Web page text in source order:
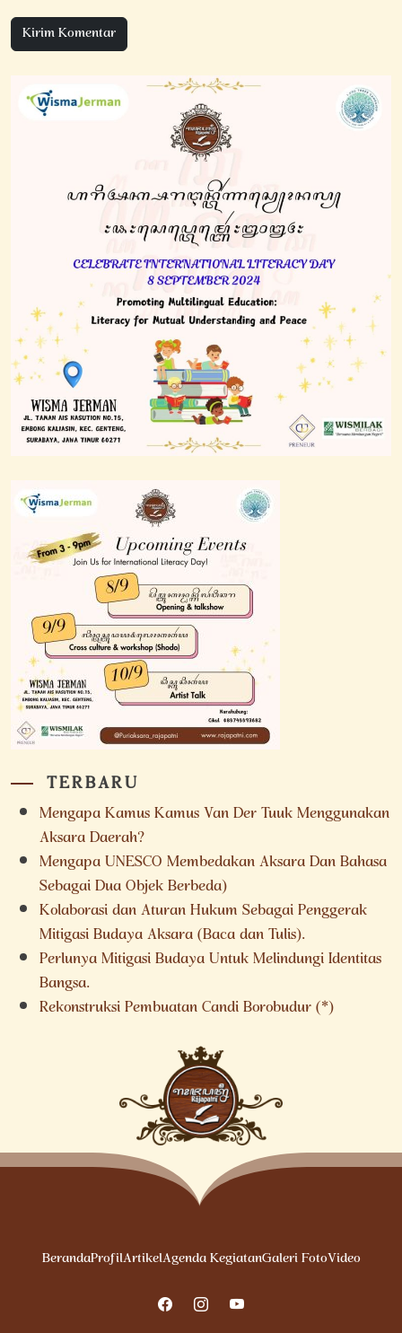
TERBARU
Mengapa Kamus Kamus Van Der Tuuk Menggunakan
Aksara Daerah?
Mengapa UNESCO Membedakan Aksara Dan Bahasa
Sebagai Dua Objek Berbeda)
Kolaborasi dan Aturan Hukum Sebagai Penggerak
Mitigasi Budaya Aksara (Baca dan Tulis).
Perlunya Mitigasi Budaya Untuk Melindungi Identitas
Bangsa.
Rekonstruksi Pembuatan Candi Borobudur (*)
BerandaProfilArtikelAgenda KegiatanGaleri FotoVideo